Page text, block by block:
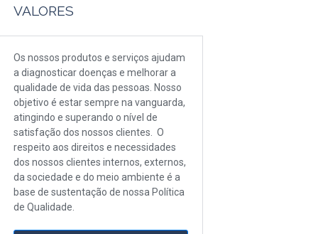
VALORES
Os nossos produtos e serviços ajudam
a diagnosticar doenças e melhorar a
qualidade de vida das pessoas. Nosso
objetivo é estar sempre na vanguarda,
atingindo e superando o nível de
satisfação dos nossos clientes. O
respeito aos direitos e necessidades
dos nossos clientes internos, externos,
da sociedade e do meio ambiente é a
base de sustentação de nossa Política
de Qualidade.